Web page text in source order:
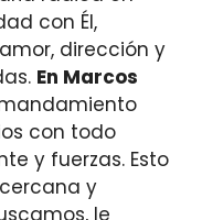
con Él,
dirección y
En Marcos
con todo
y fuerzas. Esto
y
le